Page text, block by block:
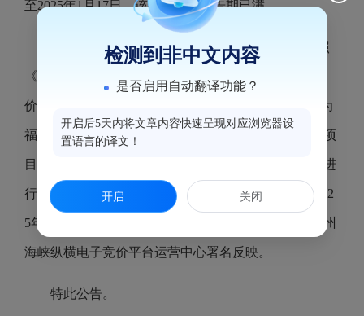
至2025年1月17日，该挂牌信息公告期已满。
2025年1月20日，福州海峡纵横电子竞价平台按照
《国有资产公开招租办理规程（试行）》组织电子竞
价。最终该标的以租金22000（元/月）成交，承租人为
福州市忘不了食品有限公司，竞价活动已经结束，该项
目相关的交割手续将于近期办理。现将本次竞价结果进
行公告，公告5个工作日（公告期：2025年1月20日-202
5年1月24日），对本结果有异议者请在公告期内向福州
海峡纵横电子竞价平台运营中心署名反映。
特此公告。
检测到非中文内容
是否启用自动翻译功能？
开启后5天内将文章内容快速呈现对应浏览器设
置语言的译文！
开启 关闭